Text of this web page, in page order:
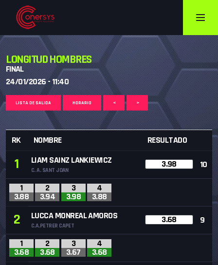
LONGITUD HOMBRES
FINAL
24/01/2026 - 11:40
LISTA DE SALIDA HORARIO < >
RK NOMBRE RESULTADO
1 LIAM SAINZ LANKIEWICZ
C. A. SANT JOAN
3.98 10
1
3.88
2
3.94
3
3.98
4
3.88
2 LUCCA MONREAL AMOROS
C.A.PETRER CAPET
3.68 9
1
3.68
2
3.68
3
3.67
4
3.68